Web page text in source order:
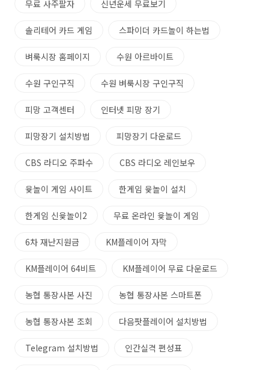
무료 사주팔자 신년운세 무료보기
솔리테어 카드 게임 스파이더 카드놀이 하는법
벼룩시장 홈페이지 수원 아르바이트
수원 구인구직 수원 벼룩시장 구인구직
피망 고객센터 인터넷 피망 장기
피망장기 설치방법 피망장기 다운로드
CBS 라디오 주파수 CBS 라디오 레인보우
윷놀이 게임 사이트 한게임 윷놀이 설치
한게임 신윷놀이2 무료 온라인 윷놀이 게임
6차 재난지원금 KM플레이어 자막
KM플레이어 64비트 KM플레이어 무료 다운로드
농협 통장사본 사진 농협 통장사본 스마트폰
농협 통장사본 조회 다음팟플레이어 설치방법
Telegram 설치방법 인간실격 편성표